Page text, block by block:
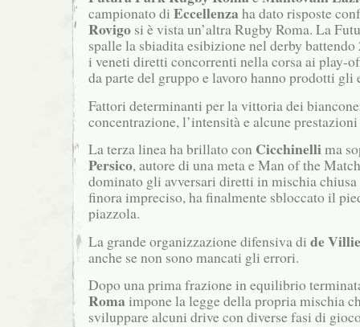
campionato di Eccellenza ha dato risposte
Rovigo si è vista un’altra Rugby Roma. La
spalle la sbiadita esibizione nel derby battendo
i veneti diretti concorrenti nella corsa ai play-
da parte del gruppo e lavoro hanno prodotti gli
Fattori determinanti per la vittoria dei
concentrazione, l’intensità e alcune
La terza linea ha brillato con Cicchinellima
Persico, autore di una meta e Man of the
dominato gli avversari diretti in mischia
finora impreciso, ha finalmente sbloccato il
piazzola.
La grande organizzazione difensiva di de
anche se non sono mancati gli errori.
Dopo una prima frazione in equilibrio
Roma impone la legge della propria mischia
sviluppare alcuni drive con diverse fasi di